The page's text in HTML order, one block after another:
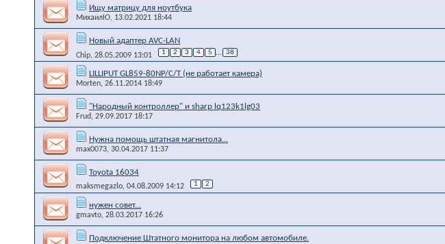
Ищу матрицу для ноутбука
МихаилIO, 13.02.2021 18:44
Новый адаптер AVC-LAN
Chip, 28.05.2009 13:01 1 2 3 4 5 ... 38
LILLIPUT GL859-80NP/C/T (не работает камера)
Morten, 26.11.2014 18:49
"Народный контроллер" и sharp lq123k1lg03
Frud, 29.09.2017 18:17
Нужна помощь штатная магнитола...
max0073, 30.04.2017 11:37
Toyota 16034
maksmegazlo, 04.08.2009 14:12 1 2
нужен совет...
gmavto, 28.03.2017 16:26
Подключение Штатного монитора на любом автомобиле.